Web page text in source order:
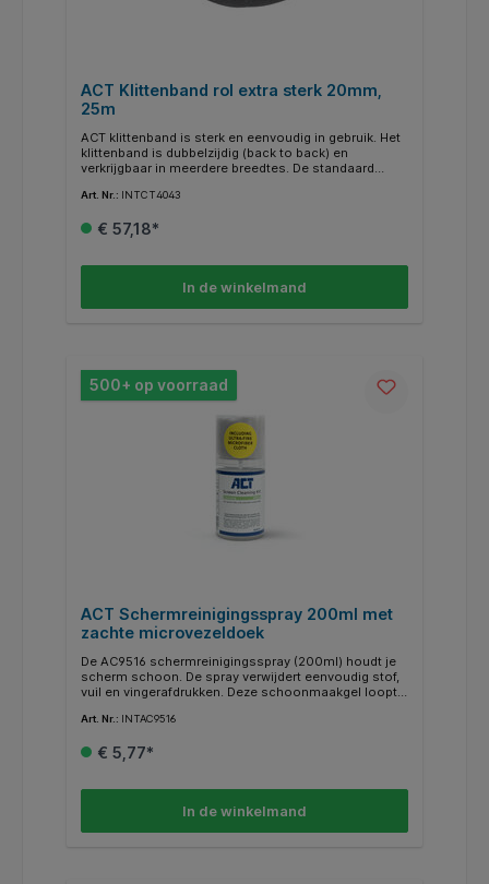
ACT Klittenband rol extra sterk 20mm,
25m
ACT klittenband is sterk en eenvoudig in gebruik. Het
klittenband is dubbelzijdig (back to back) en
verkrijgbaar in meerdere breedtes. De standaard
Art. Nr.: INTCT4043
€ 57,18*
In de winkelmand
500+ op voorraad
ACT Schermreinigingsspray 200ml met
zachte microvezeldoek
De AC9516 schermreinigingsspray (200ml) houdt je
scherm schoon. De spray verwijdert eenvoudig stof,
vuil en vingerafdrukken. Deze schoonmaakgel loopt
geleverd met een zachte microvezeldoek voor een
elektronica: antistatisch en laat geen strepen of
Art. Nr.: INTAC9516
€ 5,77*
In de winkelmand